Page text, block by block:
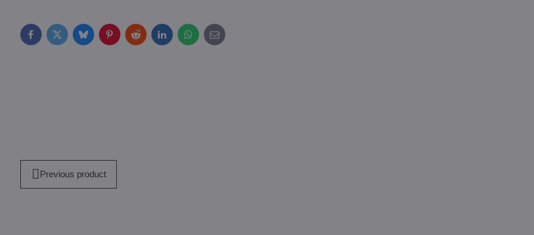
FacebookTwitterBlueskyPinterestRedditLinkedInWhatsApp
E-
mail
Previous product